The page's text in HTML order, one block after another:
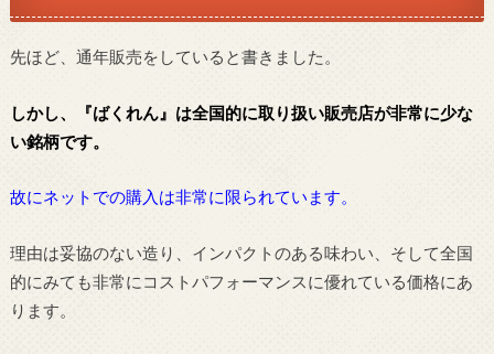
先ほど、通年販売をしていると書きました。
しかし、『ばくれん』は全国的に取り扱い販売店が非常に少な
い銘柄です。
故にネットでの購入は非常に限られています。
理由は妥協のない造り、インパクトのある味わい、そして全国
的にみても非常にコストパフォーマンスに優れている価格にあ
ります。